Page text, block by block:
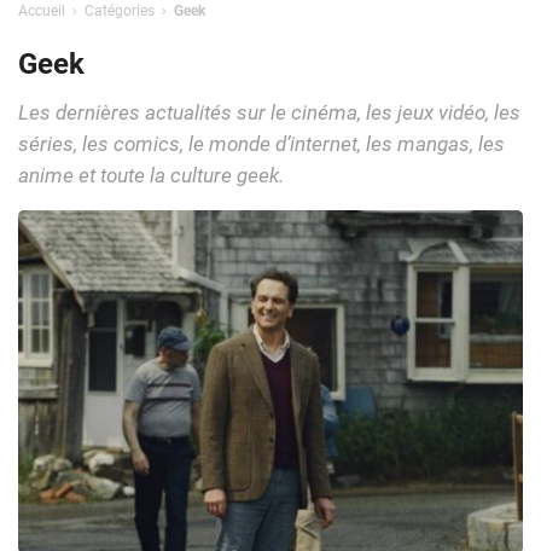
Accueil Catégories Geek
Geek
Les dernières actualités sur le cinéma, les jeux vidéo, les
séries, les comics, le monde d’internet, les mangas, les
anime et toute la culture geek.